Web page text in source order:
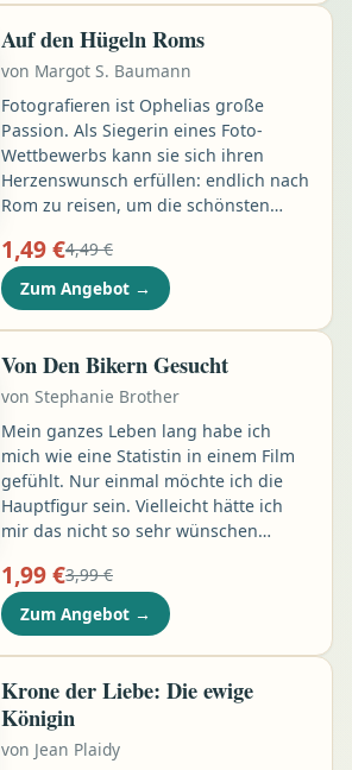
ihr finanziell, wenn sie in der
Öffentlichkeit vorgibt, wieder seine
Freundin zu sein …
Auf den Hügeln Roms
von Margot S. Baumann
Fotografieren ist Ophelias große
Passion. Als Siegerin eines Foto-
Wettbewerbs kann sie sich ihren
Herzenswunsch erfüllen: endlich nach
Rom zu reisen, um die schönsten
sogar ihr Leben verändern. Denn bei
Durchsicht der ersten Aufnahmen
entdeckt sie eine Frau, die ihrer
verstorbenen Mutter verblüffend
ähnlich sieht – nur in jungen Jahren.
Wie ist das möglich …
1,49 €4,49 €
Zum Angebot →
Von Den Bikern Gesucht
von Stephanie Brother
Mein ganzes Leben lang habe ich
mich wie eine Statistin in einem Film
gefühlt. Nur einmal möchte ich die
Hauptfigur sein. Vielleicht hätte ich
mir das nicht so sehr wünschen
wollte, war ein Himbeer-Slush, aber
stattdessen wurde ich in eine
schreckliche Schießerei verwickelt.
Mitglieder des Screaming Eagles MC,
des berüchtigtsten Motorradclubs der
Stadt, erschossen einen Mann am
helllichten Tag. Sie haben mich
gewarnt, meinen Mund zu halten …
1,99 €3,99 €
Zum Angebot →
Krone der Liebe: Die ewige
Königin
von Jean Plaidy